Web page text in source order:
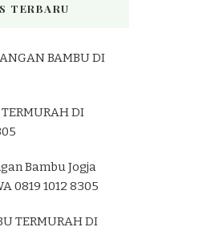
TERBARU
BAMBU DI
DI
Bambu Jogja
0819 1012 8305
TERMURAH DI